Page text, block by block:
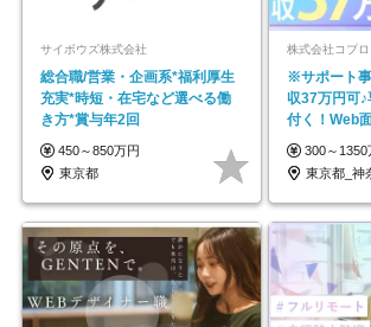
サイボウズ株式会社
総合職/営業・企画系*福利厚生
充実*時短・在宅など選べる働
き方*賞与年2回
450～850万円
東京都
※サポート
収37万円可
付く！Web
も充実♪/a
300～1350
東京都_神奈川